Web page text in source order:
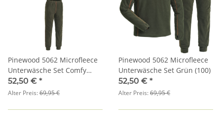
Pinewood 5062 Microfleece
Unterwäsche Set Comfy
(114)
52,50 € *
Alter Preis:69,95 €
Pinewood 5062 Microfleece
Unterwäsche Set Grün (100)
52,50 € *
Alter Preis:69,95 €